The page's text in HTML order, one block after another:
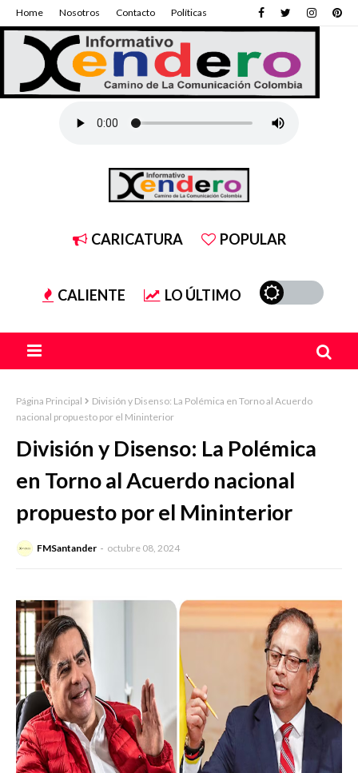
Home Nosotros Contacto Políticas
CARICATURA POPULAR
CALIENTE LO ÚLTIMO
Página Principal
División y Disenso: La Polémica en Torno al Acuerdo
nacional propuesto por el Mininterior
División y Disenso: La Polémica
en Torno al Acuerdo nacional
propuesto por el Mininterior
FMSantander octubre 08, 2024